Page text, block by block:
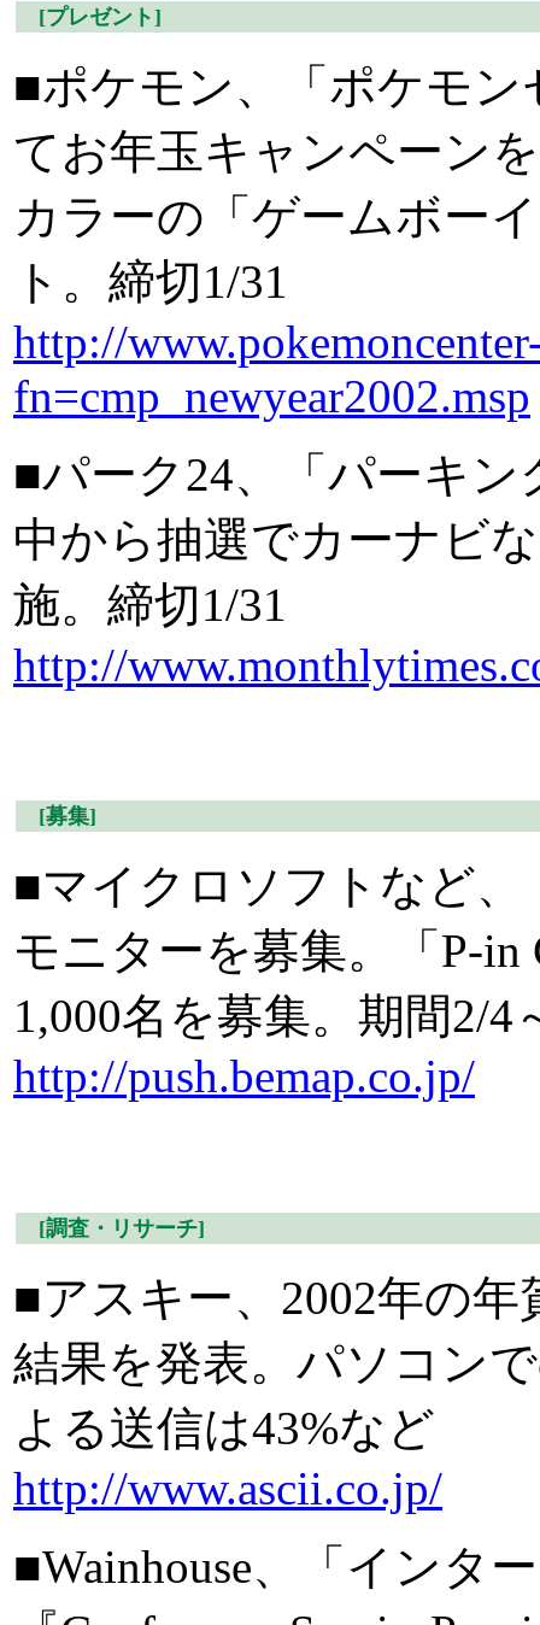
[プレゼント]
■ポケモン、「ポケモ
てお年玉キャンペーン
カラーの「ゲームボー
ト。締切1/31
http://
fn=cmp_newyear2002.msp
■パーク24、「パーキ
中から抽選でカーナビ
施。締切1/31
http://
[募集]
■マイクロソフトなど
モニターを募集。「P-in
1,000名を募集。期間2/4
http://push.bemap.co.jp/
[調査・リサーチ]
■アスキー、2002年の
結果を発表。パソコン
よる送信は43%など
http://www.ascii.co.jp/
■Wainhouse、「インタ